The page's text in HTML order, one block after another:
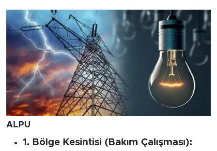
ALPU
1. Bölge Kesintisi (Bakım Çalışması):